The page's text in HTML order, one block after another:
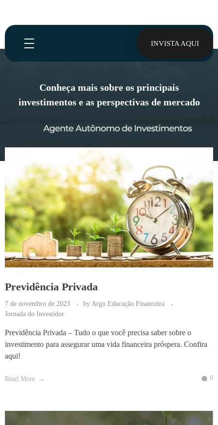
INVISTA AQUI
Conheça mais sobre os principais
investimentos e as perspectivas de mercado
Previdência Privada
7 de novembro de 2023 byArgo Educação Financeira
Jornada do Investidor
Previdência Privada – Tudo o que você precisa saber sobre o
investimento para assegurar uma vida financeira próspera. Confira
aqui!
Read More 0